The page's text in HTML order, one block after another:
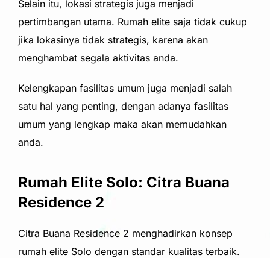
Selain itu, lokasi strategis juga menjadi
pertimbangan utama. Rumah elite saja tidak cukup
jika lokasinya tidak strategis, karena akan
menghambat segala aktivitas anda.
Kelengkapan fasilitas umum juga menjadi salah
satu hal yang penting, dengan adanya fasilitas
umum yang lengkap maka akan memudahkan
anda.
Rumah Elite Solo: Citra Buana
Residence 2
Citra Buana Residence 2 menghadirkan konsep
rumah elite Solo dengan standar kualitas terbaik.